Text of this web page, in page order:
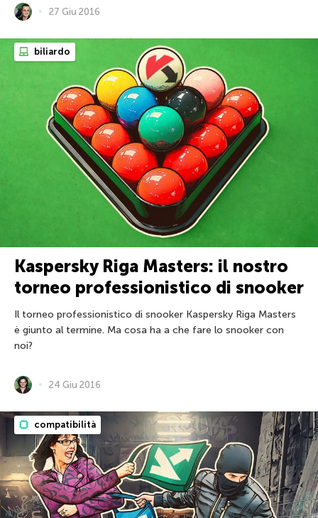
27 Giu 2016
biliardo
Kaspersky Riga Masters: il nostro
torneo professionistico di snooker
Il torneo professionistico di snooker Kaspersky Riga Masters
è giunto al termine. Ma cosa ha a che fare lo snooker con
noi?
24 Giu 2016
compatibilità